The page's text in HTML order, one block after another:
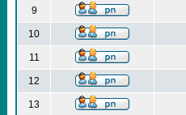
9
10
11
12
13